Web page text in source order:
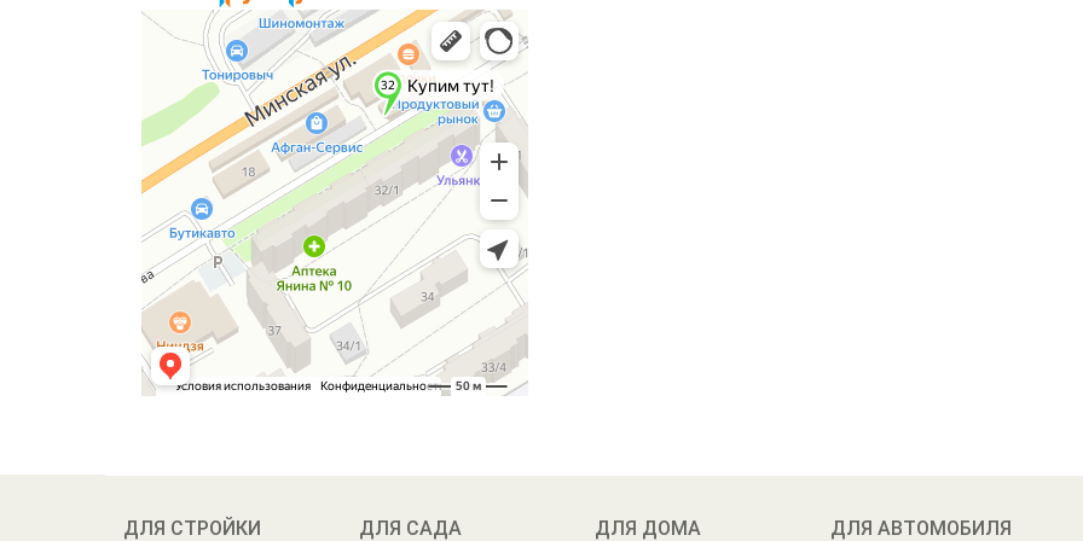
ДЛЯ СТРОЙКИ ДЛЯ САДА ДЛЯ ДОМА ДЛЯ АВТОМОБИЛЯ